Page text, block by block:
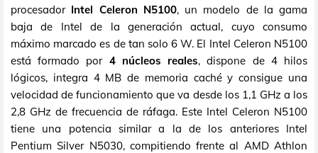
procesador Intel Celeron N5100, un modelo de la gama
baja de Intel de la generación actual, cuyo consumo
máximo marcado es de tan solo 6 W. El Intel Celeron N5100
está formado por 4 núcleos reales, dispone de 4 hilos
lógicos, integra 4 MB de memoria caché y consigue una
velocidad de funcionamiento que va desde los 1,1 GHz a los
2,8 GHz de frecuencia de ráfaga. Este Intel Celeron N5100
tiene una potencia similar a la de los anteriores Intel
Pentium Silver N5030, compitiendo frente al AMD Athlon